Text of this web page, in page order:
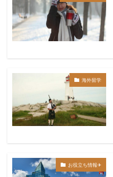
海外留学
お役立ち情報✈︎